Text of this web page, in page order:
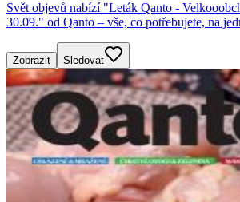
Svět objevů nabízí "Leták Qanto -
30.09." od Qanto – vše, co potřebujete, na
Zobrazit Sledovat